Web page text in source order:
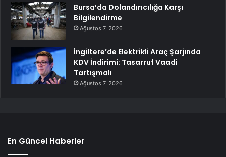
Bursa’da Dolandırıcılığa Karşı
Bilgilendirme
Ağustos 7, 2026
İngiltere’de Elektrikli Araç Şarjında
KDV İndirimi: Tasarruf Vaadi
Tartışmalı
Ağustos 7, 2026
En Güncel Haberler